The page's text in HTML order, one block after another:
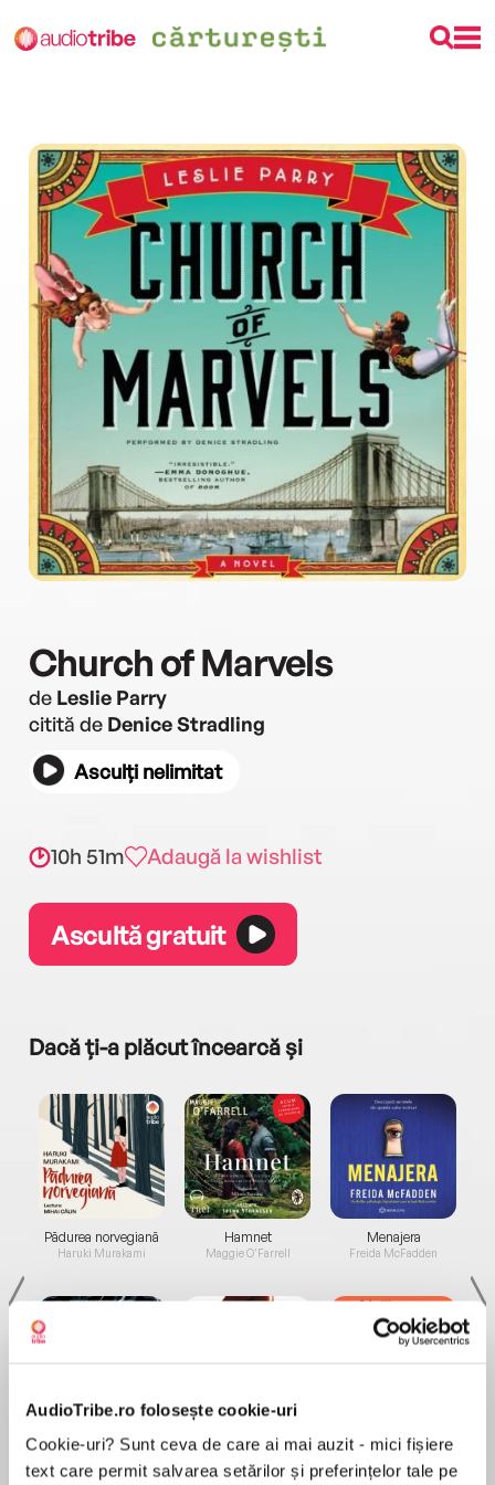
AudioTribe.ro folosește cookie-uri
Cookie-uri? Sunt ceva de care ai mai auzit - mici fișiere
text care permit salvarea setărilor și preferințelor tale pe
Church of Marvels
de Leslie Parry
citită de Denice Stradling
Asculți nelimitat
10h 51m Adaugă la wishlist
Ascultă gratuit
Dacă ți-a plăcut încearcă și
Pădurea norvegiană
Haruki Murakami
Elita de Argint (Elita
de...
Hamnet
Maggie O'Farrell
Diavolul se îmbracă de
la...
Menajera
Freida McFadden
Migdală
Sohn Won-pyung